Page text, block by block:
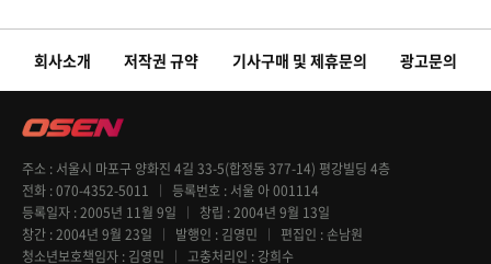
회사소개 저작권 규약 기사구매 및 제휴문의 광고문의
주소
서울시 마포구 양화진 4길 33-5(합정동 377-14) 평강빌딩 4층
전화 070-4352-5011 등록번호
서울 아 001114
등록일자 2005년 11월 9일 창립 2004년 9월 13일
창간 2004년 9월 23일 발행인 김영민 편집인
손남원
청소년보호책임자 김영민 고충처리인 강희수